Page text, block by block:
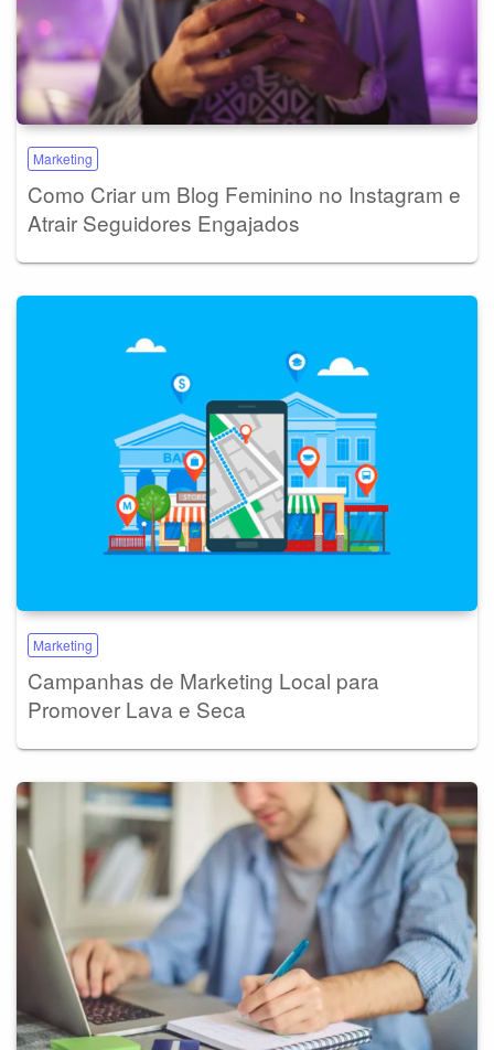
Marketing
Como Criar um Blog Feminino no Instagram e
Atrair Seguidores Engajados
Marketing
Campanhas de Marketing Local para
Promover Lava e Seca